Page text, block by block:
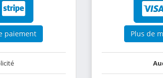
paiement Plus de